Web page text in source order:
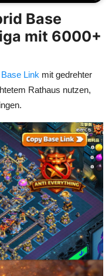
Base
mit 6000+
Link mit gedrehter
Rathaus nutzen,